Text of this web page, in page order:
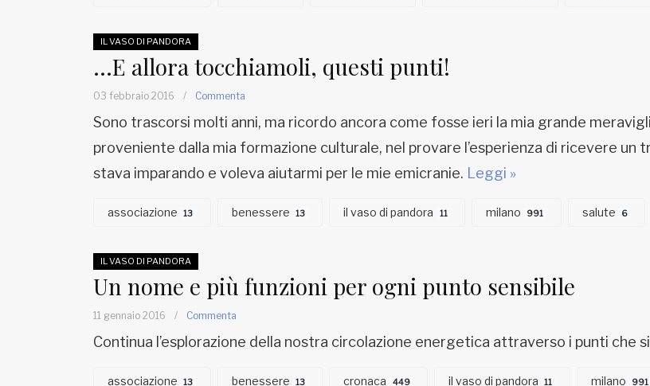
IL VASO DI PANDORA
…E allora tocchiamoli, questi punti!
03 febbraio 2016 / Commenta
Sono trascorsi molti anni, ma ricordo ancora come fosse ieri la mia grande
proveniente dalla mia formazione culturale, nel provare l’esperienza di ricevere un
stava imparando e voleva aiutarmi per le mie emicranie. Leggi »
associazione 13 benessere 13 il vaso di pandora 11 milano 991 salute 6
IL VASO DI PANDORA
Un nome e più funzioni per ogni punto sensibile
11 gennaio 2016 / Commenta
Continua l’esplorazione della nostra circolazione energetica attraverso i punti che
associazione 13 benessere 13 cronaca 449 il vaso di pandora 11 milano 991